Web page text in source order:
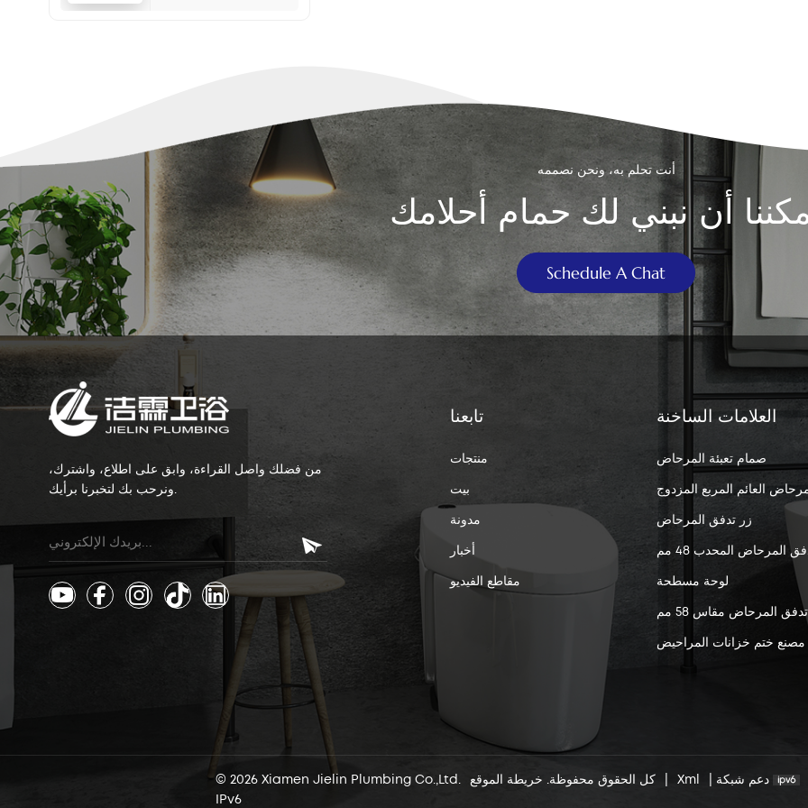
أنت تحلم به، ونحن نصممه
أن نبني لك حمام أحلامك
Schedule A Chat
من فضلك واصل القراءة، وابق على اطلاع، واشترك،
تابعنا
منتجات
بيت
مدونة
أخبار
مقاطع الفيديو
العلامات الساخنة
صمام تعبئة المرحاض
العائم المربع المزدوج
زر تدفق المرحاض
المرحاض المحدب 48 مم
لوحة مسطحة
المرحاض مقاس 58 مم
مصنع ختم خزانات المراحيض
© 2026 Xiamen Jielin Plumbing Co.,Ltd. كل الحقوق محفوظة. Xml
دعم شبكة
IPv6